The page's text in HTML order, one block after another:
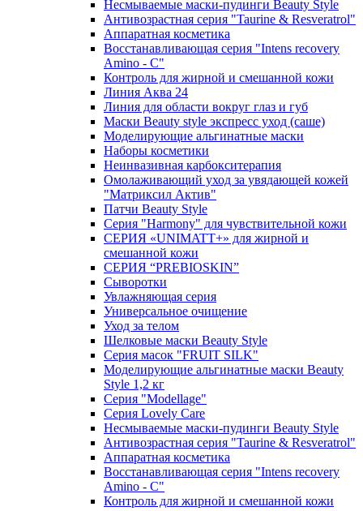
Несмываемые маски-пудинги Beauty Style
Антивозрастная серия "Taurine & Resveratrol"
Аппаратная косметика
Восстанавливающая серия "Intens recovery
Amino - C"
Контроль для жирной и смешанной кожи
Линия Аква 24
Линия для области вокруг глаз и губ
Маски Beauty style экспресс уход (саше)
Моделирующие альгинатные маски
Наборы косметики
Неинвазивная карбокситерапия
Омолаживающий уход за увядающей кожей
"Матриксил Актив"
Патчи Beauty Style
Серия "Harmony" для чувствительной кожи
СЕРИЯ «UNIMATT+» для жирной и
смешанной кожи
СЕРИЯ “PREBIOSKIN”
Сыворотки
Увлажняющая серия
Универсальное очищение
Уход за телом
Шелковые маски Beauty Style
Серия масок "FRUIT SILK"
Моделирующие альгинатные маски Beauty
Style 1,2 кг
Серия "Modellage"
Cерия Lovely Care
Несмываемые маски-пудинги Beauty Style
Антивозрастная серия "Taurine & Resveratrol"
Аппаратная косметика
Восстанавливающая серия "Intens recovery
Amino - C"
Контроль для жирной и смешанной кожи